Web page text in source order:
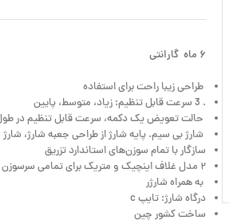
۶ ماه گارانتی
طراحی زیبا راحت برای استفاده
. 3 سرعت قابل تنظیم: زیاد، متوسط، پایین
حالت تعویض یک دکمه، سرعت قابل تنظیم در طول
شارژ بی سیم. پایه شارژ از طراحی جعبه شارژ،
سازگار با تمام سوزن‌های استاندارد تزریق
۲ مدل غلاف اینچیک و متریک برای تمامی سرسوزن ها
به همراه شارژر
درگاه شارژ: تایپ c
ساخت کشور چین